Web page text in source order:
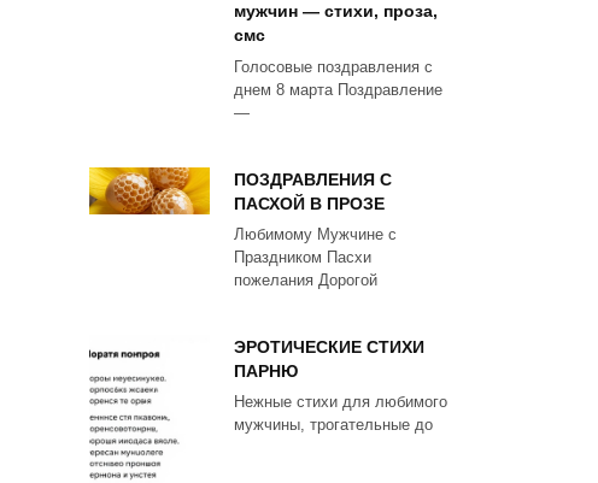
мужчин — стихи, проза,
смс
Голосовые поздравления с
днем 8 марта Поздравление
—
ПОЗДРАВЛЕНИЯ С
ПАСХОЙ В ПРОЗЕ
Любимому Мужчине с
Праздником Пасхи
пожелания Дорогой
ЭРОТИЧЕСКИЕ СТИХИ
ПАРНЮ
Нежные стихи для любимого
мужчины, трогательные до